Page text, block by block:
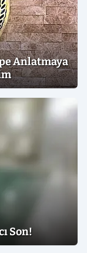
Anlatmaya
Son!